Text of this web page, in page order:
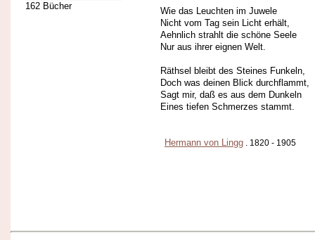
162 Bücher
Wie das Leuchten im Juwele
Nicht vom Tag sein Licht erhält,
Aehnlich strahlt die schöne Seele
Nur aus ihrer eignen Welt.
Räthsel bleibt des Steines Funkeln,
Doch was deinen Blick durchflammt,
Sagt mir, daß es aus dem Dunkeln
Eines tiefen Schmerzes stammt.
Hermann von Lingg . 1820 - 1905